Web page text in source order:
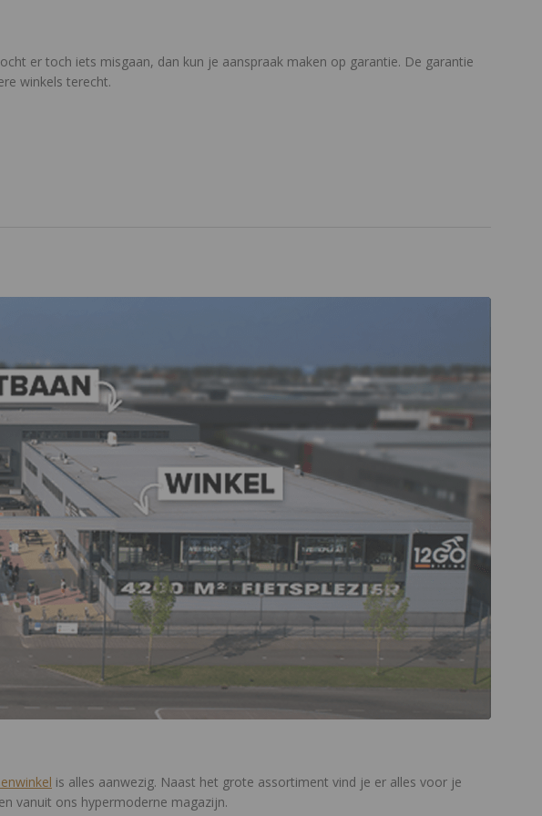
er toch iets misgaan, dan kun je aanspraak maken op garantie. De garantie
winkels terecht.
is alles aanwezig. Naast het grote assortiment vind je er alles voor je
vanuit ons hypermoderne magazijn.